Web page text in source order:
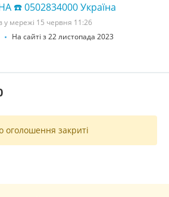
☎️ 0502834000 Україна
у мережі 15 червня 11:26
На сайті з 22 листопада 2023
оголошення закриті